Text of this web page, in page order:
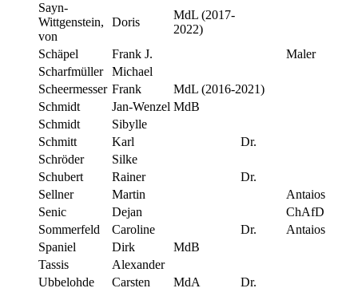
Sayn-
Wittgenstein,
von
Doris
MdL (2017-
2022)
Schäpel
Frank J.
Maler
Scharfmüller
Michael
Scheermesser Frank
MdL (2016-2021)
Schmidt
Jan-Wenzel MdB
Schmidt
Sibylle
Schmitt
Karl
Dr.
Schröder
Silke
Schubert
Rainer
Dr.
Sellner
Martin
Antaios
Senic
Dejan
ChAfD
Sommerfeld
Caroline Dr.
Antaios
Spaniel
Dirk
MdB
Tassis
Alexander
Ubbelohde
Carsten MdA
Dr.